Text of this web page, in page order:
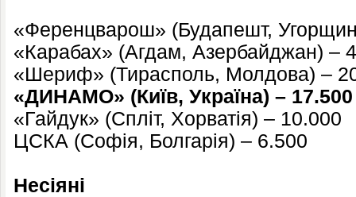
«Ференцварош» (Будапешт,
«Карабах» (Агдам, Азербайджан) –
«Шериф» (Тирасполь, Молдова) –
«ДИНАМО» (Київ, Україна) – 17.500
«Гайдук» (Спліт, Хорватія) – 10.000
ЦСКА (Софія, Болгарія) – 6.500
Несіяні